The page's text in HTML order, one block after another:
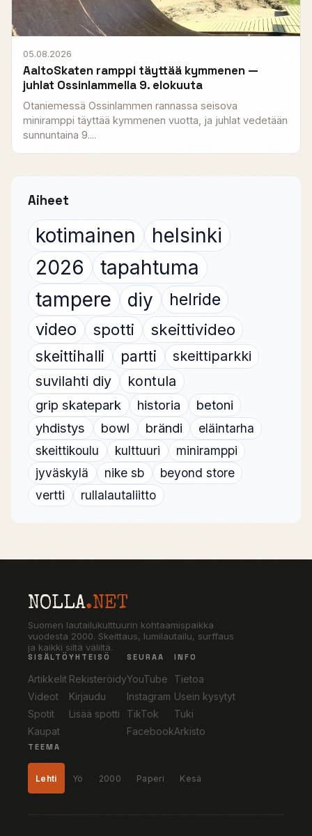
05.08.2026
AaltoSkaten ramppi täyttää kymmenen —
juhlat Ossinlammella 9. elokuuta
Otaniemessä Ossinlammen rannassa seisova
miniramppi täyttää kymmenen vuotta, ja juhlat vedetään
sunnuntaina 9....
Aiheet
kotimainen
helsinki
2026
tapahtuma
tampere
diy
helride
video
spotti skeittivideo
skeittihalli partti
skeittiparkki
suvilahti diy
kontula
grip skatepark historia
betoni
yhdistys
bowl brändi
eläintarha
skeittikoulu
kulttuuri
miniramppi
jyväskylä
nike sb
beyond store
vertti
rullalautaliitto
NOLLA.NET
Suomen lautailukulttuurin kohtaamispaikka
vuodesta 2000. Skeittaus, lumilautailu, surffaus
ja kaikki siltä väliltä.
SISÄLTÖ
Artikkelit
Videot
Spotit
Kaupat
YHTEISÖ
Rekisteröidy
Kirjaudu
Lisää spotti
SEURAA
YouTube
Instagram
TikTok
Facebook
INFO
Tietoa
Usein kysytyt
Tuki
Arkisto
TEEMA
Lehti Yö 2000 Paperi Kesä